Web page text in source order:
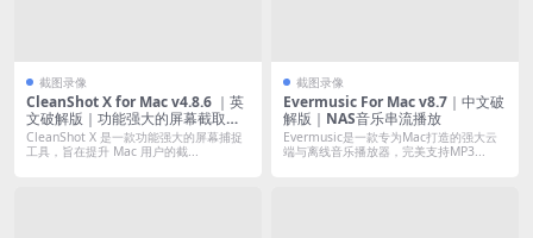
截图录像
CleanShot X for Mac v4.8.6 ｜英
文破解版｜功能强大的屏幕截取和
录制工具
CleanShot X 是一款功能强大的屏幕捕捉
工具，旨在提升 Mac 用户的截...
截图录像
Evermusic For Mac v8.7｜中文破
解版｜NAS音乐串流播放
Evermusic是一款专为Mac打造的强大云
端与离线音乐播放器，完美支持MP3...